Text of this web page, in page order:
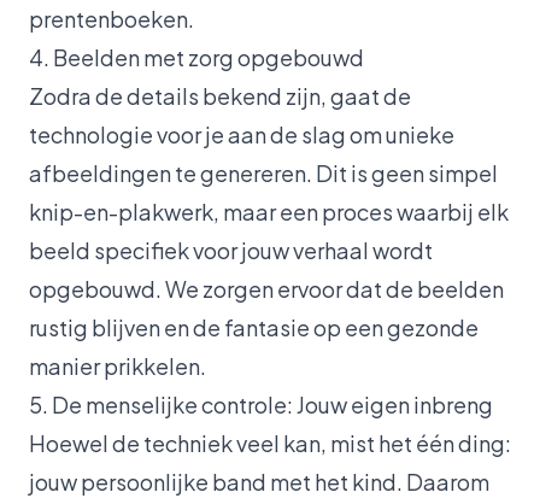
prentenboeken.
4. Beelden met zorg opgebouwd
Zodra de details bekend zijn, gaat de
technologie voor je aan de slag om unieke
afbeeldingen te genereren. Dit is geen simpel
knip-en-plakwerk, maar een proces waarbij elk
beeld specifiek voor jouw verhaal wordt
opgebouwd. We zorgen ervoor dat de beelden
rustig blijven en de fantasie op een gezonde
manier prikkelen.
5. De menselijke controle: Jouw eigen inbreng
Hoewel de techniek veel kan, mist het één ding:
jouw persoonlijke band met het kind. Daarom